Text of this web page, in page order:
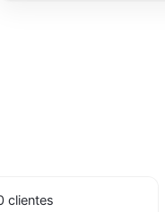
clientes